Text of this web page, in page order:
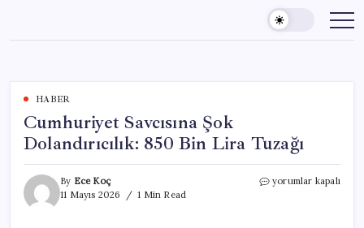
content
HABER
Cumhuriyet Savcısına Şok
Dolandırıcılık: 850 Bin Lira Tuzağı
By Ece Koç
11 Mayıs 2026
1 Min Read
Cumhuriyet
yorumlar kapalı